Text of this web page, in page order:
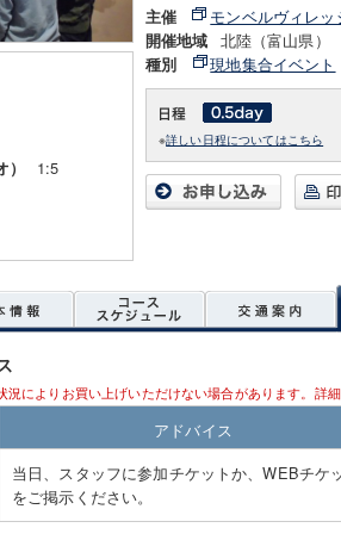
1:5
主催 モンベルヴィレッ
開催地域 北陸（富山県）
種別 現地集合イベント
※詳しい日程についてはこちら
況によりお買い上げいただけない場合があります。詳
アドバイス
当日、スタッフに参加チケットか、WEBチケ
をご掲示ください。